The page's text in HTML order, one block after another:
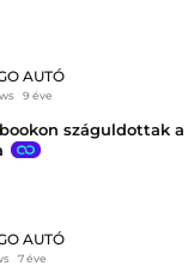
AUTÓ
9 éve
száguldottak a
AUTÓ
7 éve